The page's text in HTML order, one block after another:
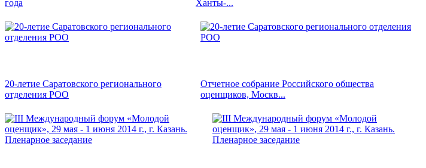
года
Ханты-...
20-летие Саратовского регионального
отделения РОО
Отчетное собрание Российского общества
оценщиков, Москв...